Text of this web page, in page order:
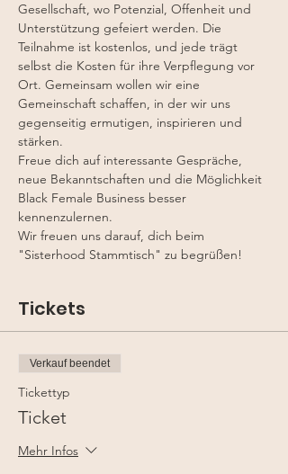
Gesellschaft, wo Potenzial, Offenheit und
Unterstützung gefeiert werden. Die
Teilnahme ist kostenlos, und jede trägt
selbst die Kosten für ihre Verpflegung vor
Ort. Gemeinsam wollen wir eine
Gemeinschaft schaffen, in der wir uns
gegenseitig ermutigen, inspirieren und
stärken.
Freue dich auf interessante Gespräche,
neue Bekanntschaften und die Möglichkeit
Black Female Business besser
kennenzulernen.
Wir freuen uns darauf, dich beim
"Sisterhood Stammtisch" zu begrüßen!
Tickets
Verkauf beendet
Tickettyp
Ticket
Mehr Infos